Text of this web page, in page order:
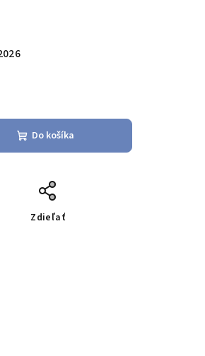
Do košíka
Zdieľať